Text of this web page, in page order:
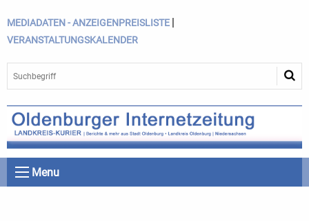
MEDIADATEN - ANZEIGENPREISLISTE |
VERANSTALTUNGSKALENDER
Menu